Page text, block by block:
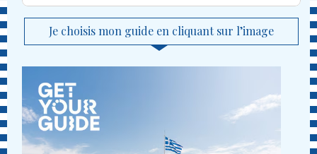
Je choisis mon guide en cliquant sur l’image